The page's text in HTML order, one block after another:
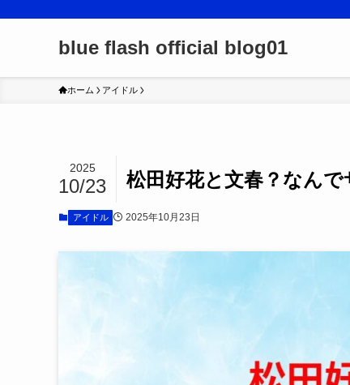
blue flash official blog01
ホーム アイドル
松田好花と文春？なん
2025
10/23
アイドル 2025年10月23日